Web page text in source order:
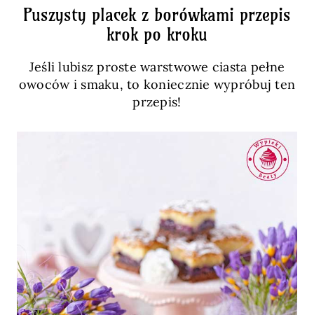
Puszysty placek z borówkami przepis
krok po kroku
Jeśli lubisz proste warstwowe ciasta pełne
owoców i smaku, to koniecznie wypróbuj ten
przepis!